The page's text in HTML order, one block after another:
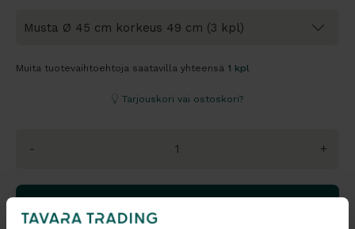
Muita tuotevaihtoehtoja saatavilla yhteensä 1 kpl
Tarjouskori vai ostoskori?
- +